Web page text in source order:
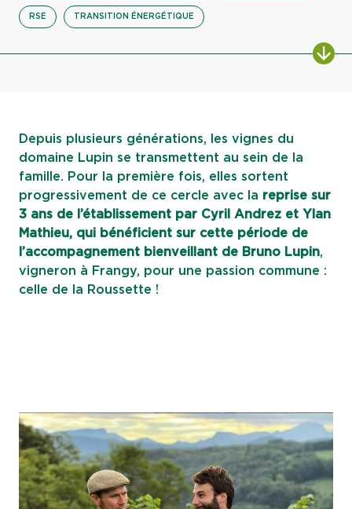
RSE TRANSITION ÉNERGÉTIQUE
Depuis plusieurs générations, les vignes du
domaine Lupin se transmettent au sein de la
famille. Pour la première fois, elles sortent
progressivement de ce cercle avec la reprise sur
3 ans de l’établissement par Cyril Andrez et Ylan
Mathieu, qui bénéficient sur cette période de
l’accompagnement bienveillant de Bruno Lupin,
vigneron à Frangy, pour une passion commune :
celle de la Roussette !